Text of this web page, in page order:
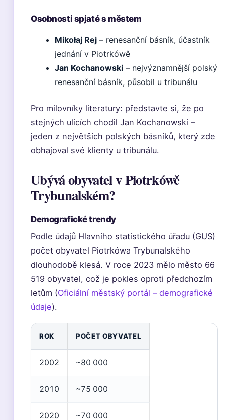
Osobnosti spjaté s městem
Mikołaj Rej – renesanční básník, účastník
jednání v Piotrkówě
Jan Kochanowski – nejvýznamnější polský
renesanční básník, působil u tribunálu
Pro milovníky literatury: představte si, že po
stejných ulicích chodil Jan Kochanowski –
jeden z největších polských básníků, který zde
obhajoval své klienty u tribunálu.
Ubývá obyvatel v Piotrkówě
Trybunalském?
Demografické trendy
Podle údajů Hlavního statistického úřadu (GUS)
počet obyvatel Piotrkówa Trybunalského
dlouhodobě klesá. V roce 2023 mělo město 66
519 obyvatel, což je pokles oproti předchozím
letům (Oficiální městský portál – demografické
údaje).
ROK POČET OBYVATEL
2002 ~80 000
2010 ~75 000
2020 ~70 000